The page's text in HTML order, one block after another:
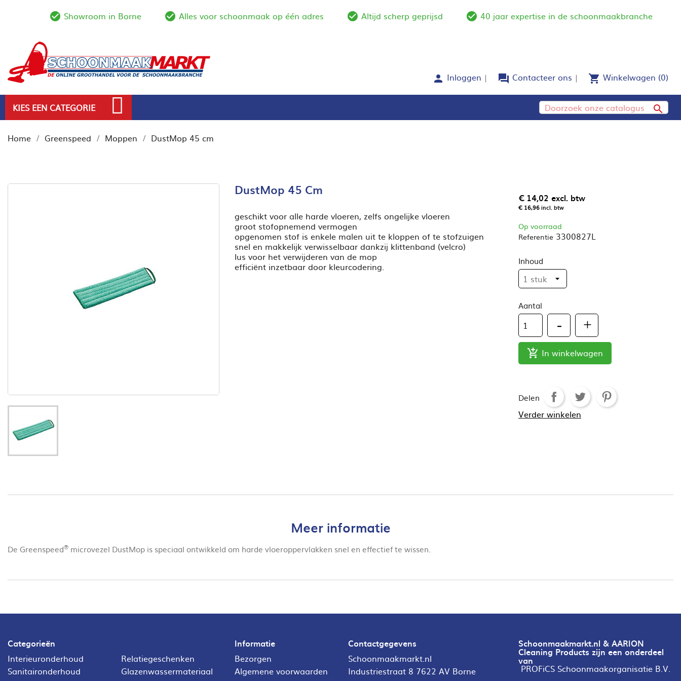
check_circle_outline
Showroom in Borne check_circle_outline
Alles voor schoonmaak op één adres check_circle_outline
Altijd scherp geprijsd check_circle_outline
40 jaar expertise in de schoonmaakbranche
person Inloggen forum Contacteer ons shopping_cart Winkelwagen (0)
KIES EEN CATEGORIE 
Home Greenspeed Moppen DustMop 45 cm
DustMop 45 Cm
geschikt voor alle harde vloeren, zelfs ongelijke vloeren
groot stofopnemend vermogen
opgenomen stof is enkele malen uit te kloppen of te stofzuigen
snel en makkelijk verwisselbaar dankzij klittenband (velcro)
lus voor het verwijderen van de mop
efficiënt inzetbaar door kleurcodering.
€ 14,02 excl. btw
€ 16,96incl. btw
Op voorraad
Referentie 3300827L
Inhoud
Aantal
 In winkelwagen
Delen
Verder winkelen
Meer informatie
De Greenspeed® microvezel DustMop is speciaal ontwikkeld om harde vloeroppervlakken snel en effectief te wissen.
Categorieën
Interieuronderhoud
Sanitaironderhoud
Relatiegeschenken
Glazenwassermateriaal
Informatie
Bezorgen
Algemene voorwaarden
Contactgegevens
Schoonmaakmarkt.nl
Industriestraat 8 7622 AV Borne
Schoonmaakmarkt.nl & AARION
Cleaning Products zijn een onderdeel
van
PROFiCS Schoonmaakorganisatie B.V.